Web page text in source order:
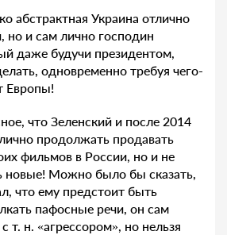
абстрактная Украина отлично
но и сам лично господин
даже будучи президентом,
одновременно требуя чего-
Европы!
что Зеленский и после 2014
продолжать продавать
фильмов в России, но и не
новые! Можно было бы сказать,
что ему предстоит быть
пафосные речи, он сам
т. н. «агрессором», но нельзя